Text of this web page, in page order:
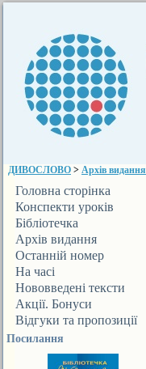
ДИВОСЛОВО > Архів видання
Головна сторінка
Конспекти уроків
Бібліотечка
ДИВОСЛОВА
Архів видання
Останній номер
На часі
Нововведені тексти
Акції. Бонуси
Відгуки та пропозиції
Посилання